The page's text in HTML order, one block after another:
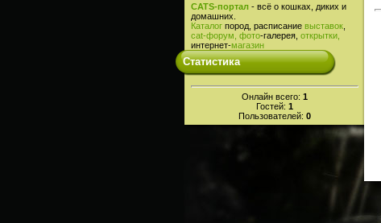
CATS-портал - всё о кошках, диких и
домашних.
Каталог пород, расписание выставок
cat-форум, фото-галерея, открытки,
интернет-магазин
Статистика
Онлайн всего: 1
Гостей: 1
Пользователей: 0